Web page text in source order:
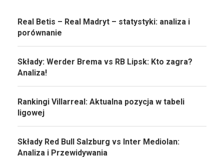
Real Betis – Real Madryt – statystyki: analiza i
porównanie
Składy: Werder Brema vs RB Lipsk: Kto zagra?
Analiza!
Rankingi Villarreal: Aktualna pozycja w tabeli
ligowej
Składy Red Bull Salzburg vs Inter Mediolan:
Analiza i Przewidywania